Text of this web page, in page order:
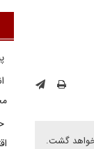
گشت.